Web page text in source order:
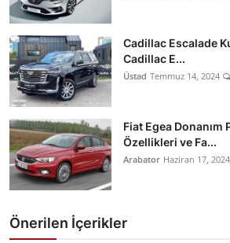
Cadillac Escalade
Cadillac E...
Üstad Temmuz 14, 2024
Fiat Egea Donanım
Özellikleri ve Fa...
Arabator Haziran 17, 2024
Önerilen İçerikler